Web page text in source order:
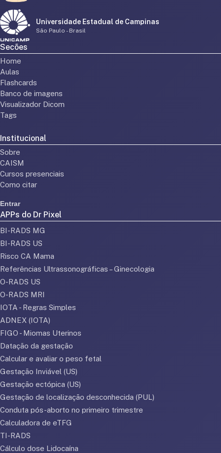
Universidade Estadual de Campinas
São Paulo - Brasil
Secões
Home
Aulas
Flashcards
Banco de imagens
Visualizador Dicom
Tags
Institucional
Sobre
CAISM
Cursos presenciais
Como citar
Entrar
APPs do Dr Pixel
BI-RADS MG
BI-RADS US
Risco CA Mama
Referências Ultrassonográficas – Ginecologia
O-RADS US
O-RADS MRI
IOTA - Regras Simples
ADNEX (IOTA)
FIGO - Miomas Uterinos
Datação da gestação
Calcular e avaliar o peso fetal
Gestação Inviável (US)
Gestação ectópica (US)
Gestação de localização desconhecida (PUL)
Conduta pós-aborto no primeiro trimestre
Calculadora de eTFG
TI-RADS
Cálculo dose Lidocaína